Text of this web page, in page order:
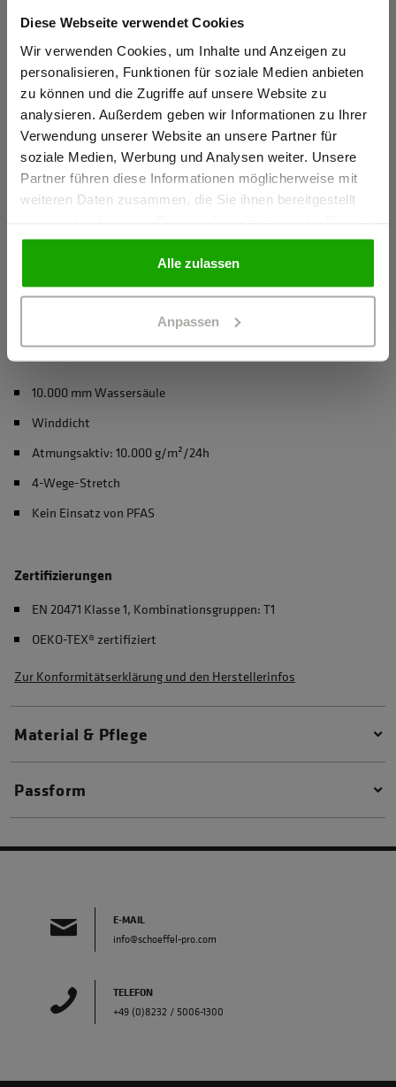
Diese Webseite verwendet Cookies
Wir verwenden Cookies, um Inhalte und Anzeigen zu
personalisieren, Funktionen für soziale Medien anbieten
zu können und die Zugriffe auf unsere Website zu
analysieren. Außerdem geben wir Informationen zu Ihrer
Verwendung unserer Website an unsere Partner für
soziale Medien, Werbung und Analysen weiter. Unsere
Partner führen diese Informationen möglicherweise mit
weiteren Daten zusammen, die Sie ihnen bereitgestellt
gesammelt haben.
Alle zulassen
Anpassen
Hochwertiges Westenfutter für mehr Tragekomfort und
besseres Körperklima
mehr anzeigen
Herstellerangaben
Schwabmünchen, Deutschland
info@schoeffel-pro.com
Materialeigenschaften
10.000 mm Wassersäule
Winddicht
Atmungsaktiv: 10.000 g/m²/24h
4-Wege-Stretch
Kein Einsatz von PFAS
Zertifizierungen
EN 20471 Klasse 1, Kombinationsgruppen: T1
OEKO-TEX® zertifiziert
Zur Konformitätserklärung und den Herstellerinfos
Material & Pflege
Passform
E-MAIL
info@schoeffel-pro.com
TELEFON
+49 (0)8232 / 5006-1300
Sind Sie
Gewerbetreibender?
Ich bestätige, dass ich Gewerbetreibender bin. Alle
Preise werden netto ausgewiesen.